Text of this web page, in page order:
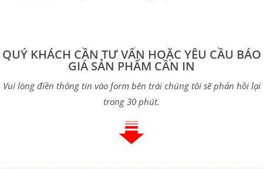
QUÝ KHÁCH CẦN TƯ VẤN HOẶC YÊU CẦU BÁO
GIÁ SẢN PHẨM CẦN IN
Vui lòng điền thông tin vào form bên trái chúng tôi sẽ phản hồi lại
trong 30 phút.